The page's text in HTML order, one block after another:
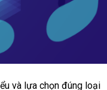
và lựa chọn đúng loại